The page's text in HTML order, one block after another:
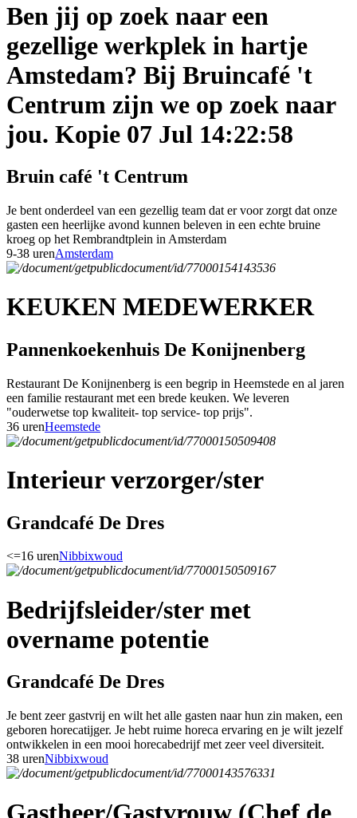
Ben jij op zoek naar een
gezellige werkplek in hartje
Amstedam? Bij Bruincafé 't
Centrum zijn we op zoek naar
jou. Kopie 07 Jul 14:22:58
Bruin café 't Centrum
Je bent onderdeel van een gezellig team dat er voor zorgt dat onze
gasten een heerlijke avond kunnen beleven in een echte bruine
kroeg op het Rembrandtplein in Amsterdam
9-38 urenAmsterdam
KEUKEN MEDEWERKER
Pannenkoekenhuis De Konijnenberg
Restaurant De Konijnenberg is een begrip in Heemstede en al jaren
een familie restaurant met een brede keuken. We leveren
"ouderwetse top kwaliteit- top service- top prijs".
36 urenHeemstede
Interieur verzorger/ster
Grandcafé De Dres
<=16 urenNibbixwoud
Bedrijfsleider/ster met
overname potentie
Grandcafé De Dres
Je bent zeer gastvrij en wilt het alle gasten naar hun zin maken, een
geboren horecatijger. Je hebt ruime horeca ervaring en je wilt jezelf
ontwikkelen in een mooi horecabedrijf met zeer veel diversiteit.
38 urenNibbixwoud
Gastheer/Gastvrouw (Chef de